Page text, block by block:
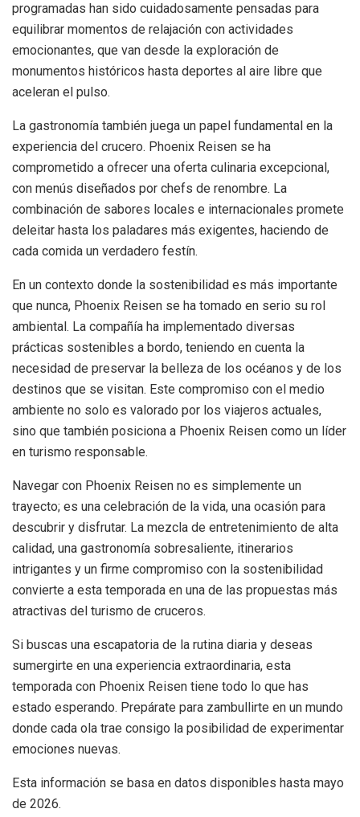
programadas han sido cuidadosamente pensadas para
equilibrar momentos de relajación con actividades
emocionantes, que van desde la exploración de
monumentos históricos hasta deportes al aire libre que
aceleran el pulso.
La gastronomía también juega un papel fundamental en la
experiencia del crucero. Phoenix Reisen se ha
comprometido a ofrecer una oferta culinaria excepcional,
con menús diseñados por chefs de renombre. La
combinación de sabores locales e internacionales promete
deleitar hasta los paladares más exigentes, haciendo de
cada comida un verdadero festín.
En un contexto donde la sostenibilidad es más importante
que nunca, Phoenix Reisen se ha tomado en serio su rol
ambiental. La compañía ha implementado diversas
prácticas sostenibles a bordo, teniendo en cuenta la
necesidad de preservar la belleza de los océanos y de los
destinos que se visitan. Este compromiso con el medio
ambiente no solo es valorado por los viajeros actuales,
sino que también posiciona a Phoenix Reisen como un líder
en turismo responsable.
Navegar con Phoenix Reisen no es simplemente un
trayecto; es una celebración de la vida, una ocasión para
descubrir y disfrutar. La mezcla de entretenimiento de alta
calidad, una gastronomía sobresaliente, itinerarios
intrigantes y un firme compromiso con la sostenibilidad
convierte a esta temporada en una de las propuestas más
atractivas del turismo de cruceros.
Si buscas una escapatoria de la rutina diaria y deseas
sumergirte en una experiencia extraordinaria, esta
temporada con Phoenix Reisen tiene todo lo que has
estado esperando. Prepárate para zambullirte en un mundo
donde cada ola trae consigo la posibilidad de experimentar
emociones nuevas.
Esta información se basa en datos disponibles hasta mayo
de 2026.